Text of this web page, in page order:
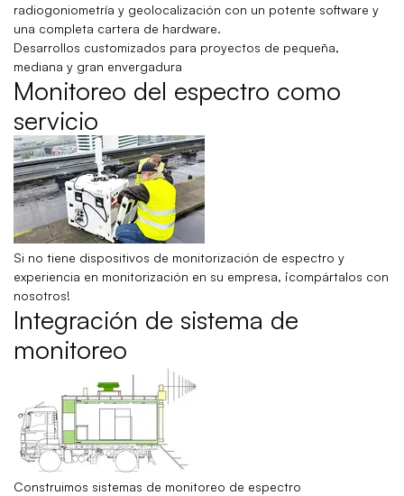
radiogoniometría y geolocalización con un potente software y
una completa cartera de hardware.
Desarrollos customizados para proyectos de pequeña,
mediana y gran envergadura
Monitoreo del espectro como
servicio
Si no tiene dispositivos de monitorización de espectro y
experiencia en monitorización en su empresa, ¡compártalos con
nosotros!
Integración de sistema de
monitoreo
Construimos sistemas de monitoreo de espectro